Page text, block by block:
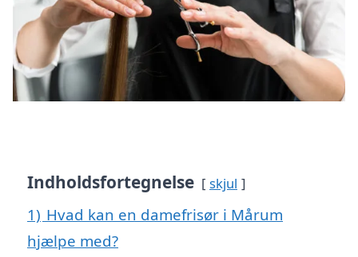
Indholdsfortegnelse skjul
1) Hvad kan en damefrisør i Mårum
hjælpe med?